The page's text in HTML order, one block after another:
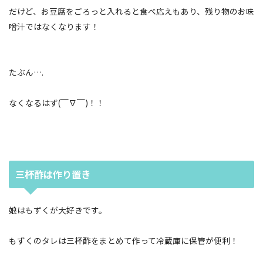
だけど、お豆腐をごろっと入れると食べ応えもあり、残り物のお味
噌汁ではなくなります！
たぶん….
なくなるはず(￣∇￣)！！
三杯酢は作り置き
娘はもずくが大好きです。
もずくのタレは三杯酢をまとめて作って冷蔵庫に保管が便利！